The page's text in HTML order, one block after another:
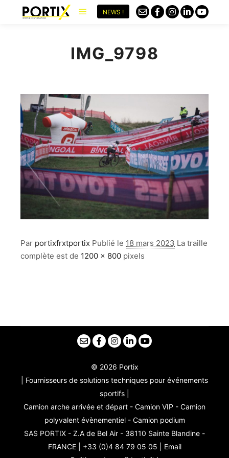
NEWS !
IMG_9798
Par portixfrxtportix Publié le 18 mars 2023 La traille
complète est de 1200 × 800 pixels
© 2026 Portix
| Fournisseurs de solutions techniques pour événements
sportifs |
Camion arche arrivée et départ - Camion VIP - Camion
polyvalent évènementiel - Camion podium
SAS PORTIX - Z.A de Bel Air - 38110 Sainte Blandine -
FRANCE | +33 (0)4 84 79 05 05 | Email